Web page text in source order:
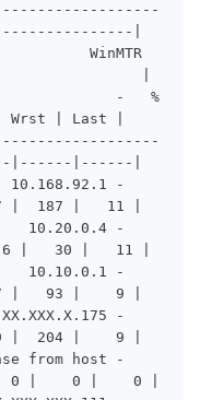
|
WinMTR
|
-   %
Wrst | Last |
|------|------|
-
|  187 |   11 |
-
|   30 |   11 |
-
|   93 |    9 |
-
|  204 |    9 |
from host -
0 |    0 |    0 |